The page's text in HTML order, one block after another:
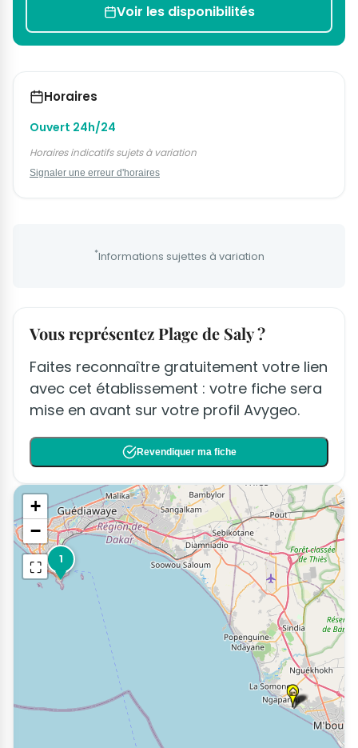
Voir les disponibilités
Horaires
Ouvert 24h/24
Horaires indicatifs sujets à variation
Signaler une erreur d'horaires
*Informations sujettes à variation
Vous représentez Plage de Saly ?
Faites reconnaître gratuitement votre lien
avec cet établissement : votre fiche sera
mise en avant sur votre profil Avygeo.
Revendiquer ma fiche
1
+
−
⛶